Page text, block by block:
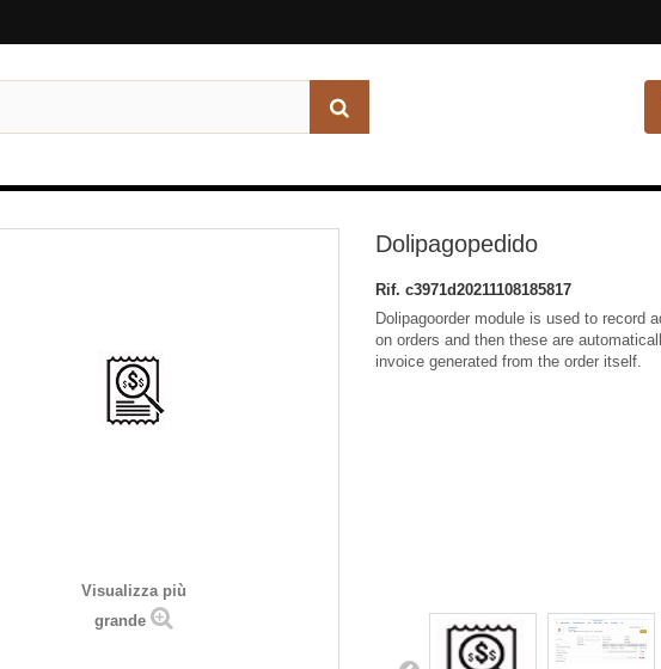
Visualizza più
grande
Dolipagopedido
Rif. c3971d20211108185817
Dolipagoorder module is used to record
on orders and then these are
invoice generated from the order itself.